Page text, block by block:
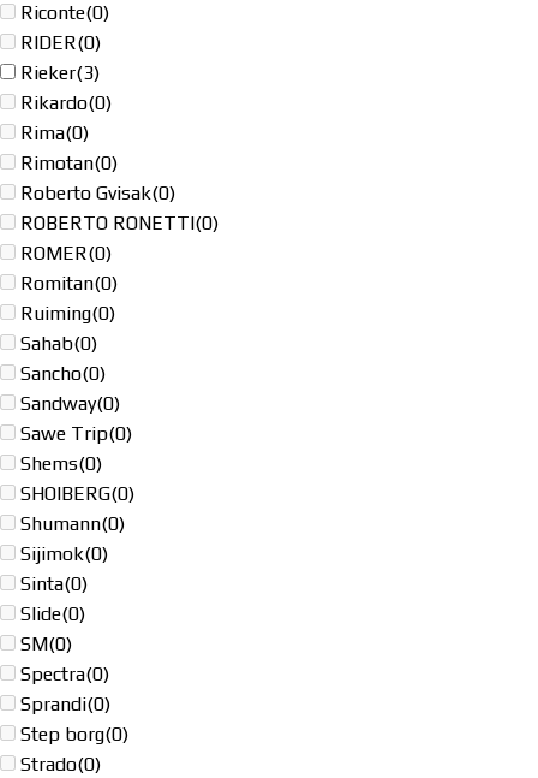
Riconte(0)
RIDER(0)
Rieker(3)
Rikardo(0)
Rima(0)
Rimotan(0)
Roberto Gvisak(0)
ROBERTO RONETTI(0)
ROMER(0)
Romitan(0)
Ruiming(0)
Sahab(0)
Sancho(0)
Sandway(0)
Sawe Trip(0)
Shems(0)
SHOIBERG(0)
Shumann(0)
Sijimok(0)
Sinta(0)
Slide(0)
SM(0)
Spectra(0)
Sprandi(0)
Step borg(0)
Strado(0)